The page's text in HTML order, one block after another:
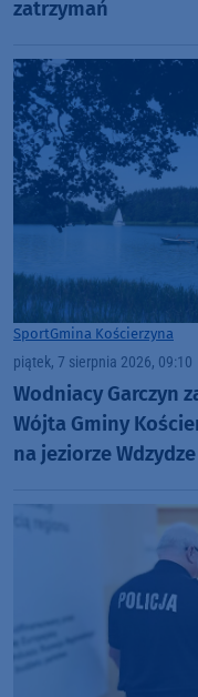
zatrzymań
SportGmina Kościerzyna
piątek, 7 sierpnia 2026, 09:10
Wodniacy Garczyn
Wójta Gminy
na jeziorze Wdzydze